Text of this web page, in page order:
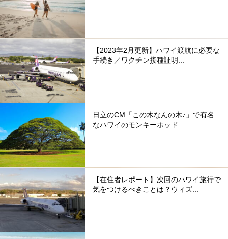
【2023年2月更新】ハワイ渡航に必要な
手続き／ワクチン接種証明...
日立のCM「この木なんの木♪」で有名
なハワイのモンキーポッド
【在住者レポート】次回のハワイ旅行で
気をつけるべきことは？ウィズ...